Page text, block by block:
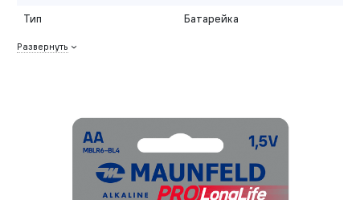
Тип
Батарейка
Развернуть